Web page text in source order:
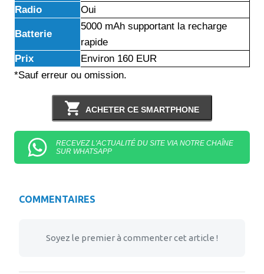
Radio Oui
Batterie
5000 mAh supportant la recharge
rapide
Prix
Environ 160 EUR
*Sauf erreur ou omission.
ACHETER CE SMARTPHONE
RECEVEZ L'ACTUALITÉ DU SITE VIA NOTRE CHAÎNE
SUR WHATSAPP
COMMENTAIRES
Soyez le premier à commenter cet article !